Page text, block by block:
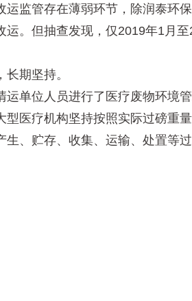
管存在薄弱环节，除润泰环保
运。但抽查发现，仅2019年1月
期坚持。
位人员进行了医疗废物环境管
疗机构坚持按照实际过磅重量
贮存、收集、运输、处置等过